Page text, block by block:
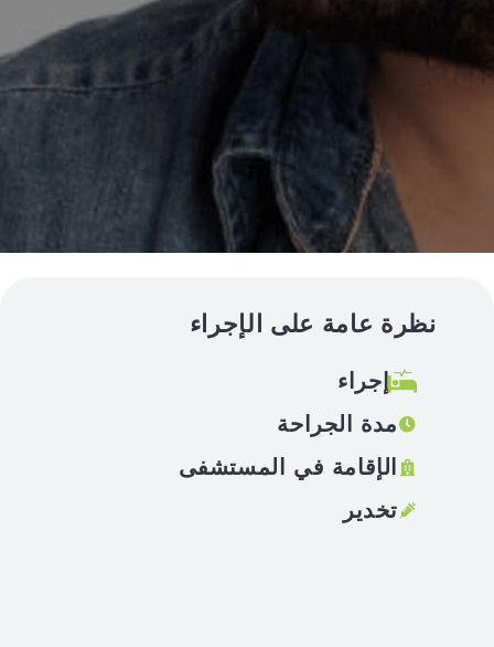
نظرة عامة على الإجراء
إجراء
مدة الجراحة
الإقامة في المستشفى
تخدير